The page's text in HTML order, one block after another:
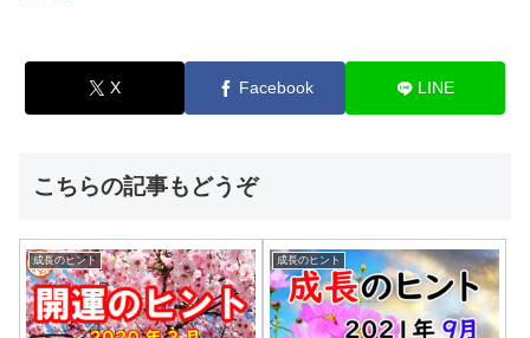
X Facebook LINE
こちらの記事もどうぞ
成長のヒント 成長のヒント